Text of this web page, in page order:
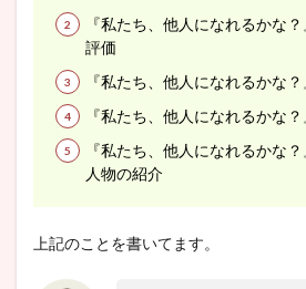
『私たち、他人になれるかな
評価
『私たち、他人になれるかな
『私たち、他人になれるかな
『私たち、他人になれるかな
人物の紹介
上記のことを書いてます。